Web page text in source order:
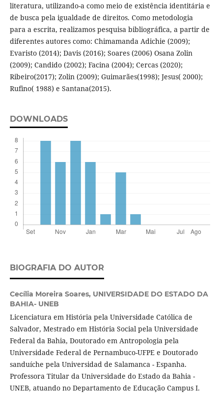
literatura, utilizando-a como meio de existência identitária e
de busca pela igualdade de direitos. Como metodologia
para a escrita, realizamos pesquisa bibliográfica, a partir de
diferentes autores como: Chimamanda Adichie (2009);
Evaristo (2014); Davis (2016); Soares (2006) Osana Zolin
(2009); Candido (2002); Facina (2004); Cercas (2020);
Ribeiro(2017); Zolin (2009); Guimarães(1998); Jesus( 2000);
Rufino( 1988) e Santana(2015).
DOWNLOADS
BIOGRAFIA DO AUTOR
Cecília Moreira Soares, UNIVERSIDADE DO ESTADO DA
BAHIA- UNEB
Licenciatura em História pela Universidade Católica de
Salvador, Mestrado em História Social pela Universidade
Federal da Bahia, Doutorado em Antropologia pela
Universidade Federal de Pernambuco-UFPE e Doutorado
sanduíche pela Universidad de Salamanca - Espanha.
Professora Titular da Universidade do Estado da Bahia -
UNEB, atuando no Departamento de Educação Campus I.